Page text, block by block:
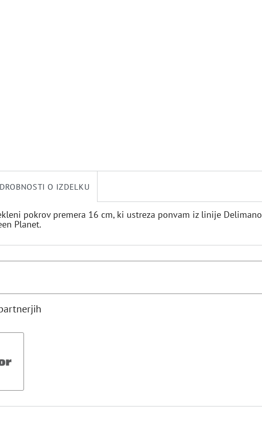
O IZDELKU
pokrov premera 16 cm, ki ustreza ponvam iz linije Delimano
Planet.